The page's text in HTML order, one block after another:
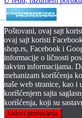
Poštovani, ovaj sajt
ovaj sajt koristi
shop.rs, Facebook i
informacije o ličnosti
takvim informacijama.
mehanizam korišćenja
naše web stranice, kao i
korišćenjem sajta
korišćenja, koji su
Uslovi poslovanja